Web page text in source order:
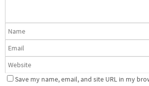
Save my name, email, and site URL in my